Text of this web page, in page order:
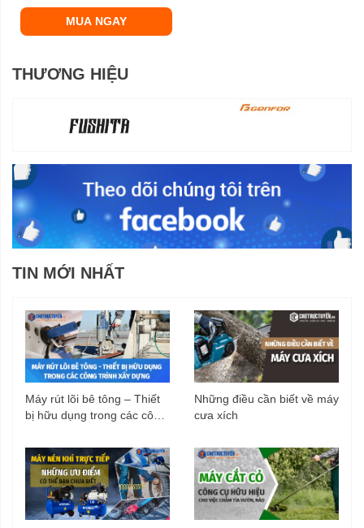
MUA NGAY
THƯƠNG HIỆU
TIN MỚI NHẤT
Máy rút lõi bê tông – Thiết
bị hữu dụng trong các công
Những điều cần biết về máy
cưa xích